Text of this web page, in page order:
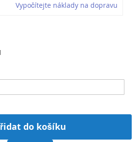
Vypočítejte náklady na dopravu
do košíku